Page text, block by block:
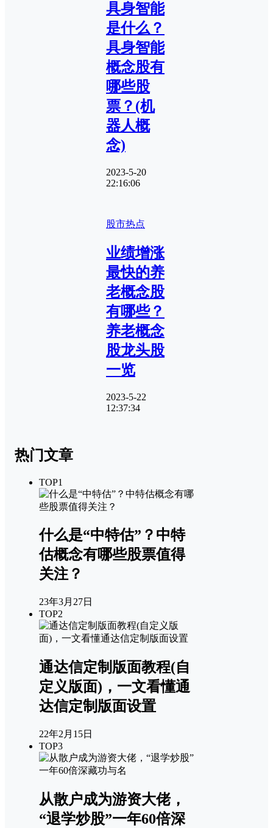
具身智能
是什么？
具身智能
概念股有
哪些股
票？(机
器人概
念)
2023-5-20
22:16:06
股市热点
业绩增涨
最快的养
老概念股
有哪些？
养老概念
股龙头股
一览
2023-5-22
12:37:34
热门文章
TOP1
什么是“中特估”？中特
估概念有哪些股票值得
关注？
23年3月27日
TOP2
通达信定制版面教程(自
定义版面)，一文看懂通
达信定制版面设置
22年2月15日
TOP3
从散户成为游资大佬，
“退学炒股”一年60倍深